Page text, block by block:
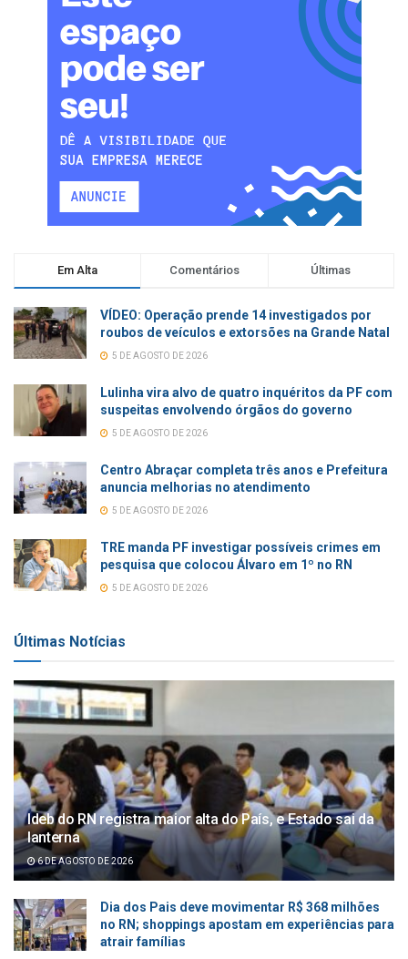
Em Alta Comentários Últimas
VÍDEO: Operação prende 14 investigados por
roubos de veículos e extorsões na Grande Natal
5 DE AGOSTO DE 2026
Lulinha vira alvo de quatro inquéritos da PF com
suspeitas envolvendo órgãos do governo
5 DE AGOSTO DE 2026
Centro Abraçar completa três anos e Prefeitura
anuncia melhorias no atendimento
5 DE AGOSTO DE 2026
TRE manda PF investigar possíveis crimes em
pesquisa que colocou Álvaro em 1º no RN
5 DE AGOSTO DE 2026
Últimas Notícias
Ideb do RN registra maior alta do País, e Estado sai da
lanterna
6 DE AGOSTO DE 2026
Dia dos Pais deve movimentar R$ 368 milhões
no RN; shoppings apostam em experiências para
atrair famílias